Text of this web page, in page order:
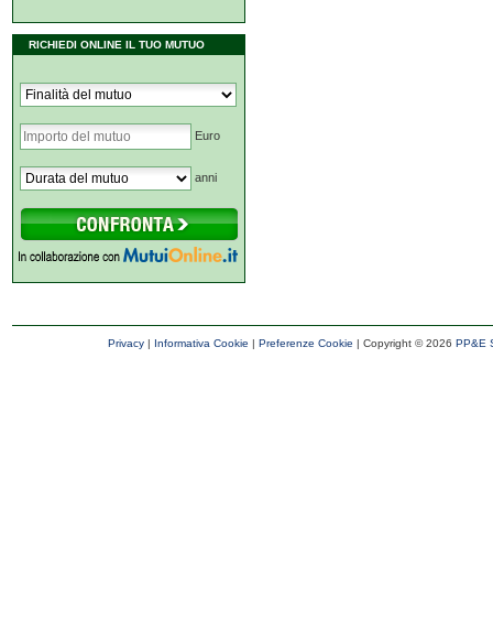
RICHIEDI ONLINE IL TUO MUTUO
Euro
anni
Privacy| Informativa Cookie | Preferenze Cookie | Copyright ©2026 PP&E